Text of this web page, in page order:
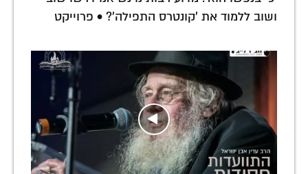
ושוב ללמוד את 'קונטרס התפילה'? • פרוייקט